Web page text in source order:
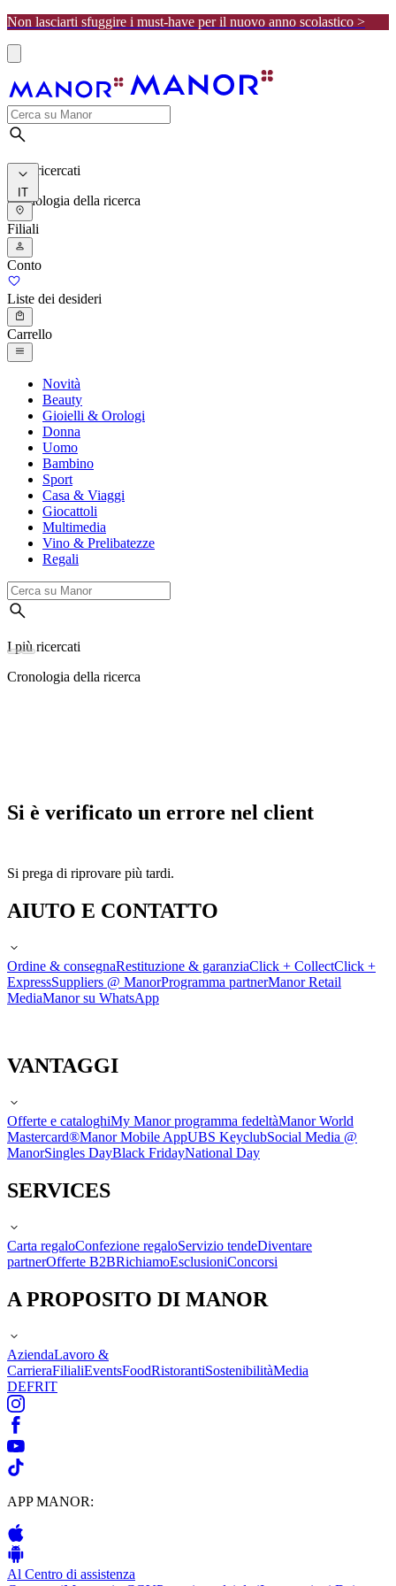
Non lasciarti sfuggire i must-have per il nuovo anno scolastico >
I più ricercati
Cronologia della ricerca
IT
Filiali
Conto
Liste dei desideri
Carrello
Novità
Beauty
Gioielli & Orologi
Donna
Uomo
Bambino
Sport
Casa & Viaggi
Giocattoli
Multimedia
Vino & Prelibatezze
Regali
I più ricercati
Cronologia della ricerca
Si è verificato un errore nel client
Si prega di riprovare più tardi.
AIUTO E CONTATTO
Ordine & consegnaRestituzione & garanziaClick + CollectClick +
ExpressSuppliers @ ManorProgramma partnerManor Retail
MediaManor su WhatsApp
VANTAGGI
Offerte e cataloghiMy Manor programma fedeltàManor World
Mastercard®Manor Mobile AppUBS KeyclubSocial Media @
ManorSingles DayBlack FridayNational Day
SERVICES
Carta regaloConfezione regaloServizio tendeDiventare
partnerOfferte B2BRichiamoEsclusioniConcorsi
A PROPOSITO DI MANOR
AziendaLavoro &
CarrieraFilialiEventsFoodRistorantiSostenibilitàMedia
DEFRIT
APP MANOR:
Al Centro di assistenza